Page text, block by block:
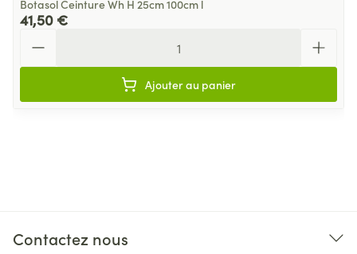
Botasol Ceinture Wh H 25cm 100cm l
41,50 €
Ajouter au panier
Contactez nous